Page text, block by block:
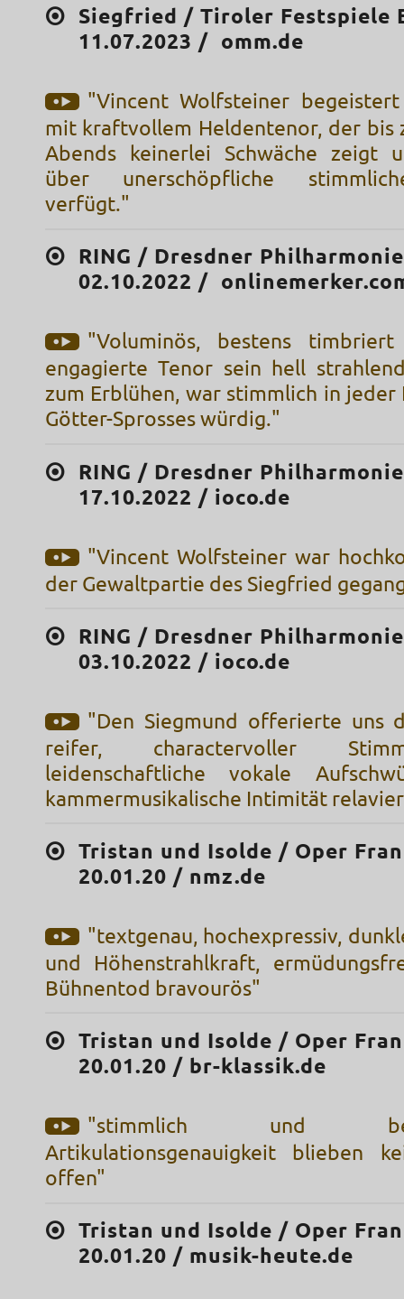
Siegfried / Tiroler Festspiele
11.07.2023 / omm.de
"Vincent Wolfsteiner
mit kraftvollem Heldentenor, der bis
Abends keinerlei Schwäche zeigt
über unerschöpfliche
verfügt."
RING / Dresdner
02.10.2022 /
"Voluminös, bestens
engagierte Tenor sein hell
zum Erblühen, war stimmlich in jeder
Götter-Sprosses würdig."
RING / Dresdner
17.10.2022 / ioco.de
"Vincent Wolfsteiner war
der Gewaltpartie des Siegfried
RING / Dresdner
03.10.2022 / ioco.de
"Den Siegmund offerierte uns
reifer, charactervoller
leidenschaftliche vokale
kammermusikalische Intimität
Tristan und Isolde / Oper
20.01.20 / nmz.de
"textgenau, hochexpressiv,
und Höhenstrahlkraft,
Bühnentod bravourös"
Tristan und Isolde / Oper
20.01.20 / br-klassik.de
"stimmlich und
Artikulationsgenauigkeit blieben
offen"
Tristan und Isolde / Oper
20.01.20 / musik-heute.de